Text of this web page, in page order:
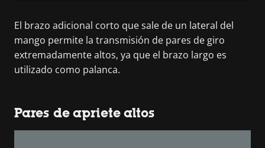
El brazo adicional corto que sale de un lateral del
mango permite la transmisión de pares de giro
extremadamente altos, ya que el brazo largo es
utilizado como palanca.
Pares de apriete altos